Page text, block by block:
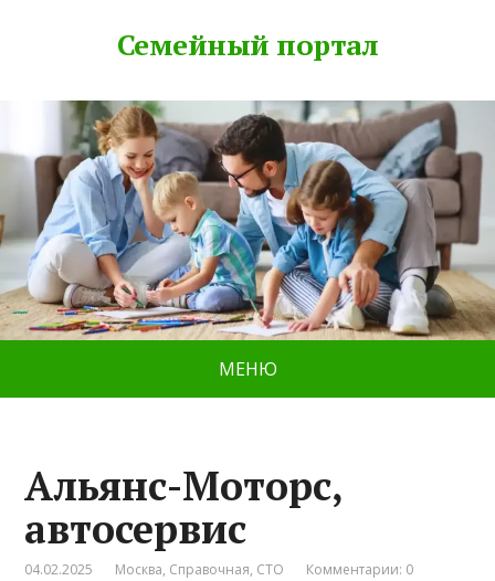
Семейный портал
МЕНЮ
Альянс-Моторс,
автосервис
04.02.2025 Москва, Справочная, СТО Комментарии: 0